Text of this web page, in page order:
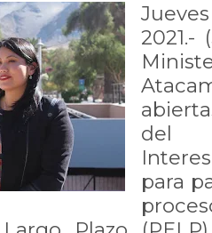
2021.-
del
para